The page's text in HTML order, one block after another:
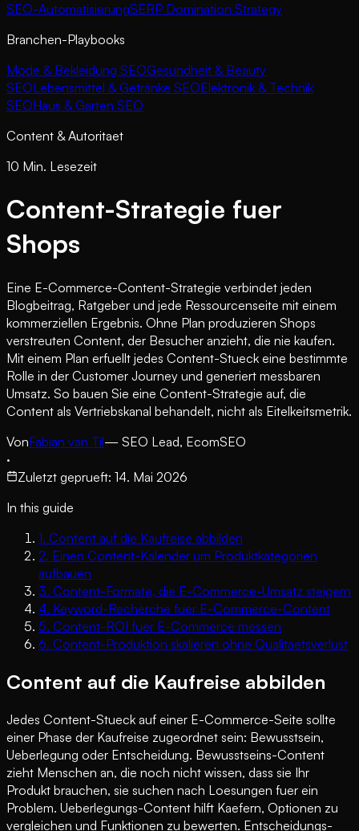
SEO-AutomatisierungSERP Domination Strategy
Branchen-Playbooks
Mode & Bekleidung SEOGesundheit & Beauty
SEOLebensmittel & Getränke SEOElektronik & Technik
SEOHaus & Garten SEO
Content & Autoritaet
10 Min. Lesezeit
Content-Strategie fuer
Shops
Eine E-Commerce-Content-Strategie verbindet jeden
Blogbeitrag, Ratgeber und jede Ressourcenseite mit einem
kommerziellen Ergebnis. Ohne Plan produzieren Shops
verstreuten Content, der Besucher anzieht, die nie kaufen.
Mit einem Plan erfuellt jedes Content-Stueck eine bestimmte
Rolle in der Customer Journey und generiert messbaren
Umsatz. So bauen Sie eine Content-Strategie auf, die
Content als Vertriebskanal behandelt, nicht als Eitelkeitsmetrik.
VonFabian van Til— SEO Lead, EcomSEO
·
Zuletzt geprueft: 14. Mai 2026
In this guide
1. Content auf die Kaufreise abbilden
2. Einen Content-Kalender um Produktkategorien
aufbauen
3. Content-Formate, die E-Commerce-Umsatz steigern
4. Keyword-Recherche fuer E-Commerce-Content
5. Content-ROI fuer E-Commerce messen
6. Content-Produktion skalieren ohne Qualitaetsverlust
Content auf die Kaufreise abbilden
Jedes Content-Stueck auf einer E-Commerce-Seite sollte
einer Phase der Kaufreise zugeordnet sein: Bewusstsein,
Ueberlegung oder Entscheidung. Bewusstseins-Content
zieht Menschen an, die noch nicht wissen, dass sie Ihr
Produkt brauchen, sie suchen nach Loesungen fuer ein
Problem. Ueberlegungs-Content hilft Kaefern, Optionen zu
vergleichen und Funktionen zu bewerten. Entscheidungs-